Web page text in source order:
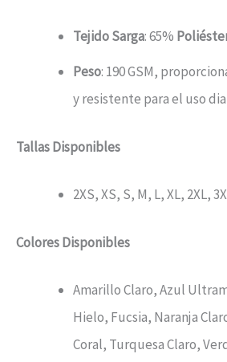
Tejido Sarga: 65%
Peso: 190 GSM,
y resistente para el uso
Tallas Disponibles
2XS, XS, S, M, L, XL, 2XL,
Colores Disponibles
Amarillo Claro, Azul
Hielo, Fucsia, Naranja
Coral, Turquesa Claro,